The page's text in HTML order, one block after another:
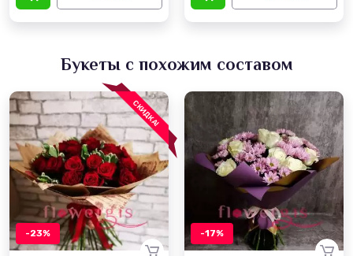
Букеты с похожим составом
СКИДКА!
-23% -17%